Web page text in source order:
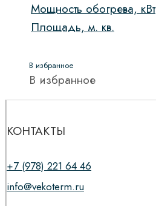
Мощность обогрева, кВт
Площадь, м. кв.
В избранное
В избранное
КОНТАКТЫ
+7 (978) 221 64 46
info@vekoterm.ru